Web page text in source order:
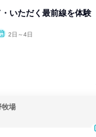
いただく最前線を体験
2日～4日
牧場